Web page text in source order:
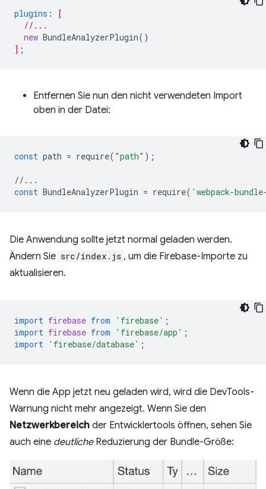
plugins :
[
//...
new BundleAnalyzerPlugin()
] ;
Entfernen Sie nun den nicht verwendeten Import
oben in der Datei:
const path = require( "path" );
//...
const BundleAnalyzerPlugin = require( 'webpack-
Die Anwendung sollte jetzt normal geladen werden.
Ändern Sie src/index.js , um die Firebase-Importe zu
aktualisieren.
import firebase from 'firebase' ;
import firebase from 'firebase/app' ;
import 'firebase/database' ;
Wenn die App jetzt neu geladen wird, wird die DevTools-
Warnung nicht mehr angezeigt. Wenn Sie den
Netzwerkbereich der Entwicklertools öffnen, sehen Sie
auch eine deutlicheReduzierung der Bundle-Größe: